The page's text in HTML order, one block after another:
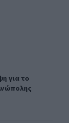
Ανώπολης
για το πρώην
για το